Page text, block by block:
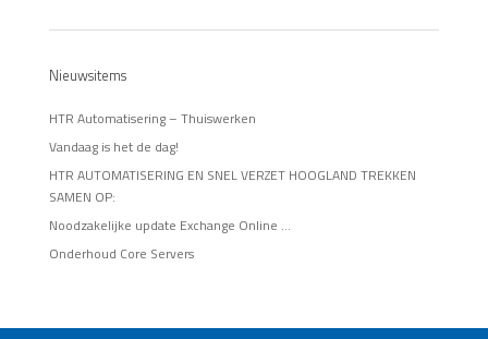
Nieuwsitems
HTR Automatisering – Thuiswerken
Vandaag is het de dag!
HTR AUTOMATISERING EN SNEL VERZET HOOGLAND TREKKEN
SAMEN OP:
Noodzakelijke update Exchange Online …
Onderhoud Core Servers